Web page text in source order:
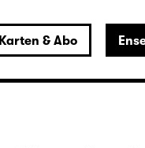
Karten & Abo